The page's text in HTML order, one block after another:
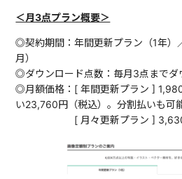
＜月3点プラン概要＞
◎契約期間：年間更新プラン（1年）
月）
◎ダウンロード点数：毎月3点までダ
◎月額価格：[ 年間更新プラン ]
い23,760円（税込）。分割払いも可能
[ 月々更新プラン ] 3,630円